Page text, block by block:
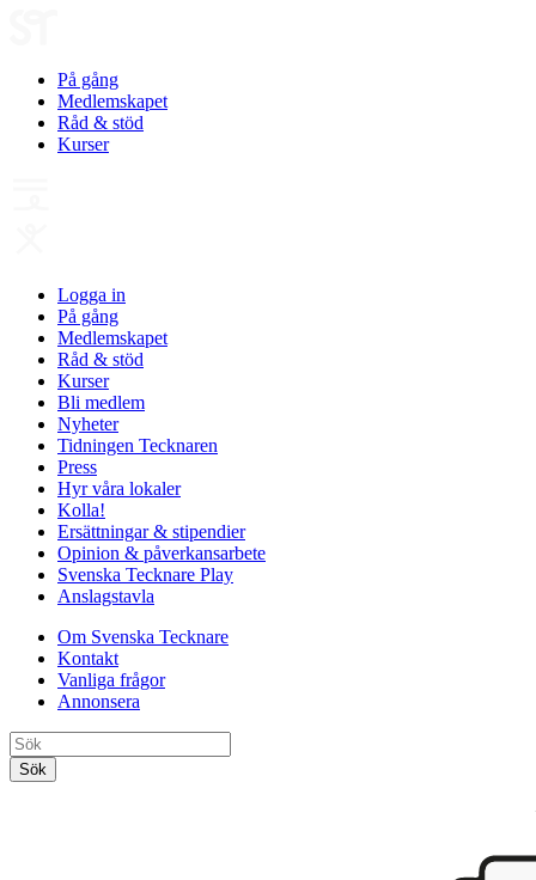
På gång
Medlemskapet
Råd & stöd
Kurser
Logga in
På gång
Medlemskapet
Råd & stöd
Kurser
Bli medlem
Nyheter
Tidningen Tecknaren
Press
Hyr våra lokaler
Kolla!
Ersättningar & stipendier
Opinion & påverkansarbete
Svenska Tecknare Play
Anslagstavla
Om Svenska Tecknare
Kontakt
Vanliga frågor
Annonsera